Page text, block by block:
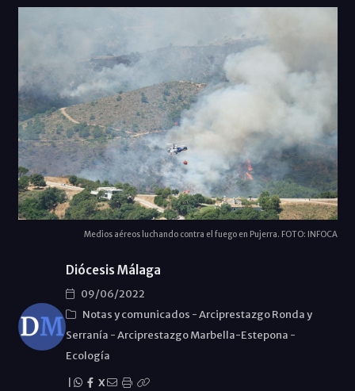
Medios aéreos luchando contra el fuego en Pujerra. FOTO: INFOCA
Diócesis Málaga
09/06/2022
Notas y comunicados -Arciprestazgo Ronda y
Serraní­a -Arciprestazgo Marbella-Estepona -
Ecología
X